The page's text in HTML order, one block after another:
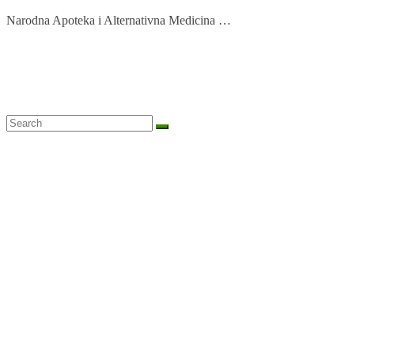
Narodna Apoteka i Alternativna Medicina …